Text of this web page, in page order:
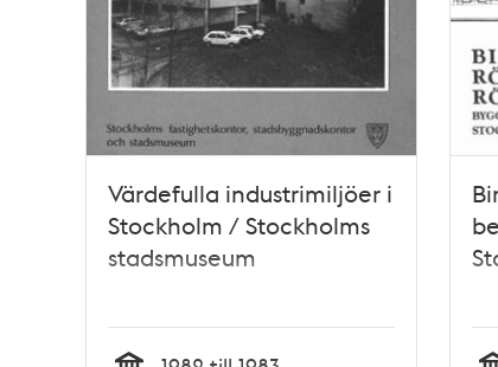
Värdefulla industrimiljöer i
Stockholm / Stockholms
stadsmuseum